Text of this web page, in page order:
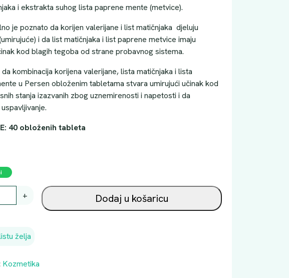
i ekstrakta suhog lista paprene mente (metvice).
je poznato da korijen valerijane i list matičnjaka djeluju
i da list matičnjaka i list paprene metvice imaju
kod blagih tegoba od strane probavnog sistema.
kombinacija korijena valerijane, lista matičnjaka i lista
u Persen obloženim tabletama stvara umirujući učinak kod
stanja izazvanih zbog uznemirenosti i napetosti i da
40 obloženih tableta
+ Dodaj u košaricu
želja
Kozmetika